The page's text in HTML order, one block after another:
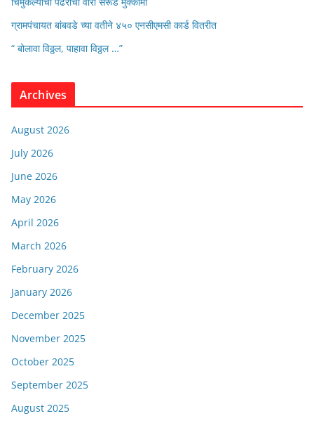
ग्रामपंचायत बांबवडे च्या वतीने ४५० एनसीएमसी कार्ड वितरीत
“ बोलावा विठ्ठल, पाहावा विठ्ठल …”
Archives
August 2026
July 2026
June 2026
May 2026
April 2026
March 2026
February 2026
January 2026
December 2025
November 2025
October 2025
September 2025
August 2025